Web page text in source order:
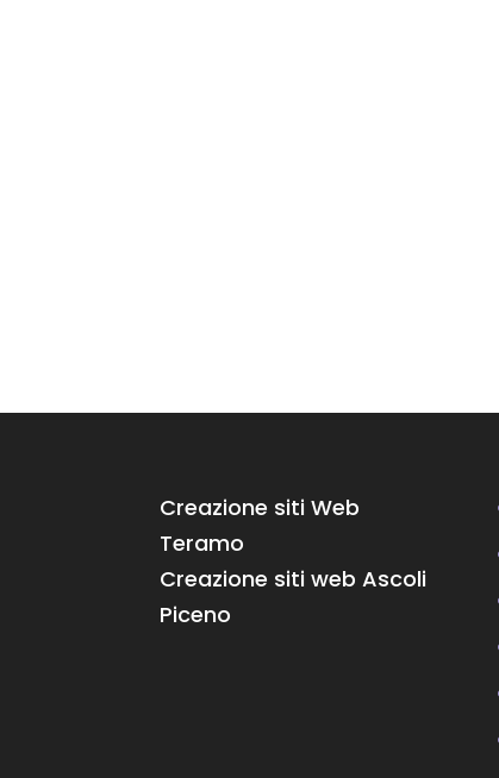
Creazione siti Web
Teramo
Creazione siti web Ascoli
Piceno